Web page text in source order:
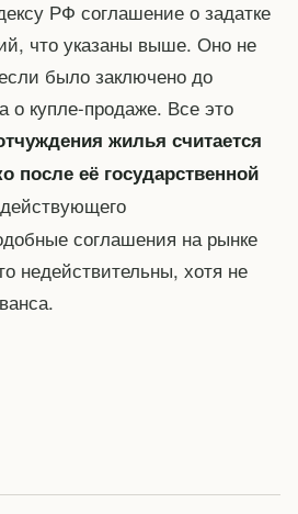
РФ соглашение о задатке
что указаны выше. Оно не
было заключено до
о купле-продаже. Все это
жилья считается
после её государственной
соглашения на рынке
недействительны, хотя не